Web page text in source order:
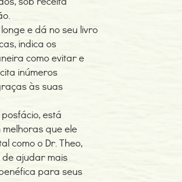
e dá no seu livro
indica os
como evitar e
inúmeros
às suas
está
que ele
como o Dr. Theo,
ajudar mais
para seus